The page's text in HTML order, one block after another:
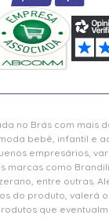
no Brás com mais
bebê, infantil e
empresários,
marcas como
entre outras.
do produto, valerá
que